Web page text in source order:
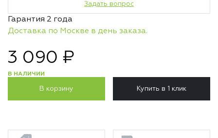
Задать вопрос
Гарантия 2 года
Доставка по Москве в день заказа.
3 090 ₽
В НАЛИЧИИ
В корзину Купить в 1 клик